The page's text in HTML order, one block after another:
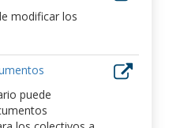
modificar los
puede